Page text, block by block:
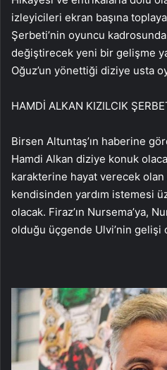
izleyicileri ekran başına
Şerbeti’nin oyuncu
değiştirecek yeni bir gelişme
Oğuz’un yönettiği diziye usta
HAMDİ ALKAN KIZILCIK
Birsen Altuntaş’ın haberine
Hamdi Alkan diziye konuk
karakterine hayat verecek
kendisinden yardım istemesi
olacak. Firaz’ın Nursema’ya,
olduğu üçgende Ulvi’nin gelişi